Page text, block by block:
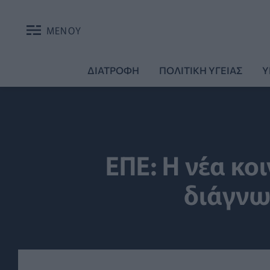
ΜΕΝΟΥ
ΔΙΑΤΡΟΦΗ ΠΟΛΙΤΙΚΗ ΥΓΕΙΑΣ
ΕΠΕ: Η νέα